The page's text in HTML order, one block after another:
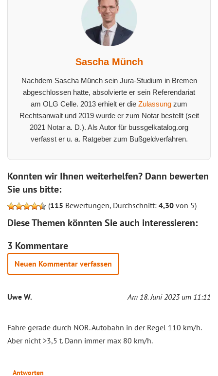
Sascha Münch
Nachdem Sascha Münch sein Jura-Studium in Bremen
abgeschlossen hatte, absolvierte er sein Referendariat
am OLG Celle. 2013 erhielt er die Zulassung zum
Rechtsanwalt und 2019 wurde er zum Notar bestellt (seit
2021 Notar a. D.). Als Autor für bussgelkatalog.org
verfasst er u. a. Ratgeber zum Bußgeldverfahren.
Konnten wir Ihnen weiterhelfen? Dann bewerten
Sie uns bitte:
(115 Bewertungen, Durchschnitt: 4,30 von 5)
Diese Themen könnten Sie auch interessieren:
3 Kommentare
Neuen Kommentar verfassen
Uwe W. Am 18. Juni 2023 um 11:11
Fahre gerade durch NOR. Autobahn in der Regel 110 km/h.
Aber nicht >3,5 t. Dann immer max 80 km/h.
Antworten